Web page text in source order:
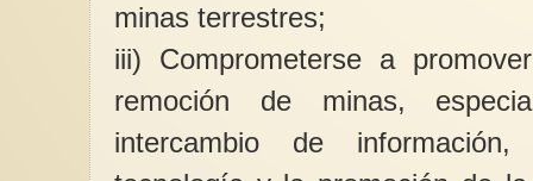
minas terrestres;
iii) Comprometerse a
remoción de minas,
intercambio de